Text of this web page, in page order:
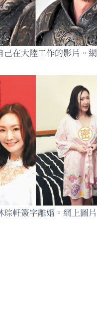
在大陸工作的影片。
軒簽字離婚。網上圖片